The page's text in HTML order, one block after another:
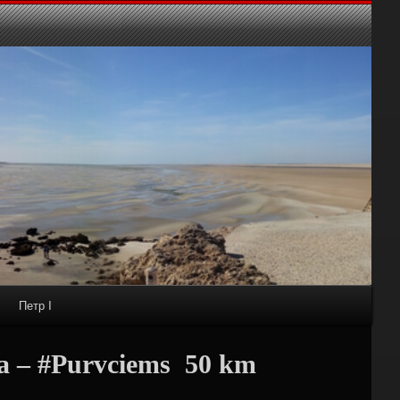
Петр I
– #Purvciems ‍ 50 km